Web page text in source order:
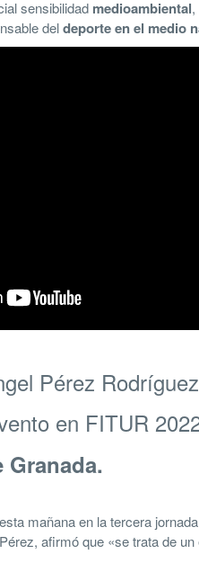
sensibilidad medioambiental
deldeporte en el medio
Pérez
en FITUR
mañana en la tercera
afirmó que «se trata de